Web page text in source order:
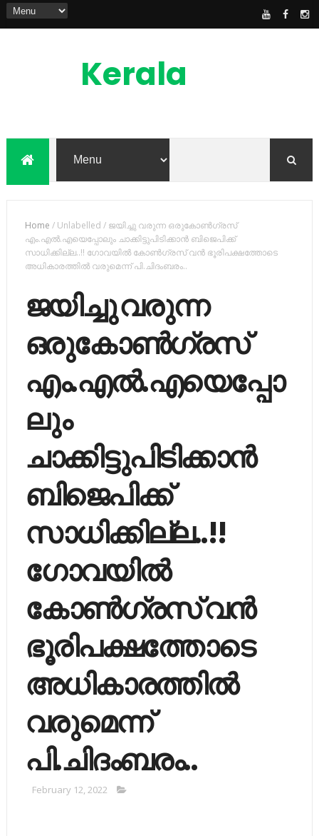
Kerala
Feed
Home /Unlabelled / ജയിച്ചു വരുന്ന ഒരുകോണ്‍ഗ്രസ്
എം.എല്‍.എയെപ്പോലും ചാക്കിട്ടുപിടിക്കാന്‍ ബിജെപിക്ക്
സാധിക്കില്ല..!! ഗോവയില്‍ കോണ്‍ഗ്രസ് വന്‍ ഭൂരിപക്ഷത്തോടെ
അധികാരത്തില്‍ വരുമെന്ന് പി.ചിദംബരം..
ജയിച്ചു വരുന്ന
ഒരുകോണ്‍ഗ്രസ്
എം.എല്‍.എയെപ്പോ
ലും
ചാക്കിട്ടുപിടിക്കാന്‍
ബിജെപിക്ക്
സാധിക്കില്ല..!!
ഗോവയില്‍
കോണ്‍ഗ്രസ് വന്‍
ഭൂരിപക്ഷത്തോടെ
അധികാരത്തില്‍
വരുമെന്ന്
പി.ചിദംബരം..
February 12, 2022